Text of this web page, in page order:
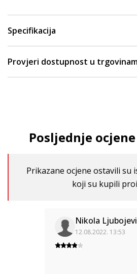
Specifikacija
Provjeri dostupnost u
Posljednje
Prikazane ocjene ostavili su
koji su kupili
Nikola
12.08.2022. 13:53